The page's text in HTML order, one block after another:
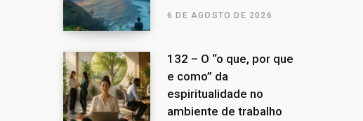
6 DE AGOSTO DE 2026
132 – O “o que, por que
e como” da
espiritualidade no
ambiente de trabalho